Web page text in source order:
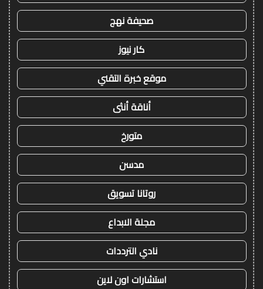
صحيفة نهج
كار نيوز
موقع خبرة التقني
أناقة أنثى
متورخ
مدسن
روتانا تسويق
مجلة الابداع
نادي الترددات
استشارات اون لاين